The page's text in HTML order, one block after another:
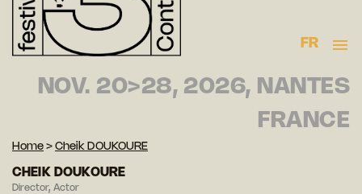
FR
NOV. 20>28, 2026, NANTES
FRANCE
Home > Cheik DOUKOURE
CHEIK DOUKOURE
Director, Actor